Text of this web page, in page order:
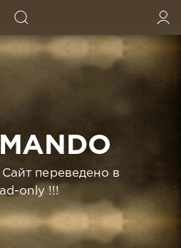
переведено в
only !!!